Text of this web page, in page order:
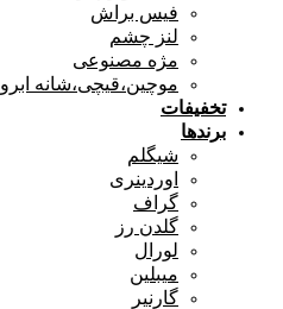
فیس براش
لنز چشم
مژه مصنوعی
موچین،قیچی،شانه ابرو
تخفیفات
برندها
شیگلم
اوردینری
گراف
گلدن رز
لورال
میبلین
گارنیر